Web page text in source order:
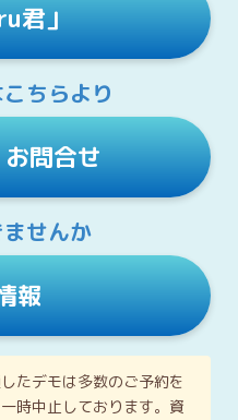
君」
ちらより
問合せ
せんか
報
たデモは多数のご予約を
時中止しております。資